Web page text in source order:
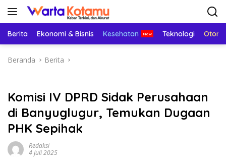
Langsung
Berita Ekonomi & Bisnis Kesehatan Teknologi
Beranda Berita
Komisi IV DPRD Sidak Perusahaan
di Banyuglugur, Temukan Dugaan
PHK Sepihak
Redaksi
4 Juli 2025